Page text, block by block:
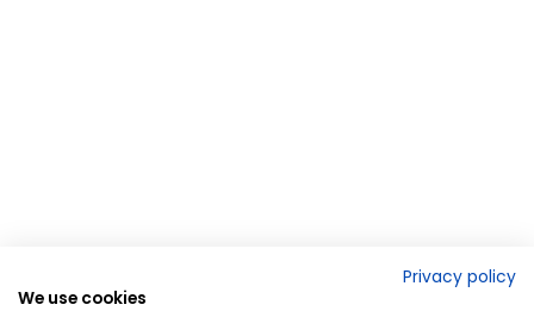
Privacy policy
We use cookies